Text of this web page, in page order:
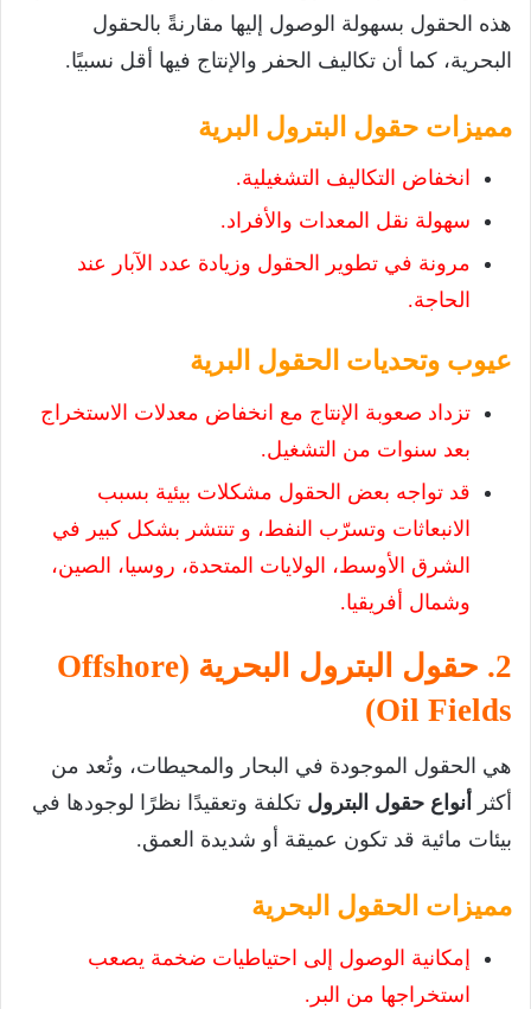
هذه الحقول بسهولة الوصول إليها مقارنةً بالحقول
البحرية، كما أن تكاليف الحفر والإنتاج فيها أقل نسبيًا.
مميزات حقول البترول البرية
انخفاض التكاليف التشغيلية.
سهولة نقل المعدات والأفراد.
مرونة في تطوير الحقول وزيادة عدد الآبار عند
الحاجة.
عيوب وتحديات الحقول البرية
تزداد صعوبة الإنتاج مع انخفاض معدلات الاستخراج
بعد سنوات من التشغيل.
قد تواجه بعض الحقول مشكلات بيئية بسبب
الانبعاثات وتسرّب النفط، و تنتشر بشكل كبير في
الشرق الأوسط، الولايات المتحدة، روسيا، الصين،
وشمال أفريقيا.
2. حقول البترول البحرية (Offshore
Oil Fields)
هي الحقول الموجودة في البحار والمحيطات، وتُعد من
أكثر
أنواع حقول البترول تكلفة وتعقيدًا نظرًا لوجودها في
بيئات مائية قد تكون عميقة أو شديدة العمق.
مميزات الحقول البحرية
إمكانية الوصول إلى احتياطيات ضخمة يصعب
استخراجها من البر.